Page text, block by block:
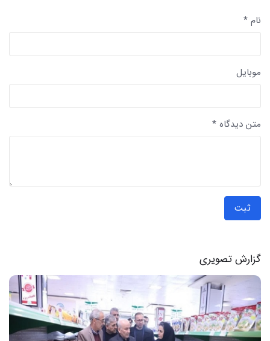
نام *
موبایل
متن دیدگاه *
ثبت
گزارش تصویری